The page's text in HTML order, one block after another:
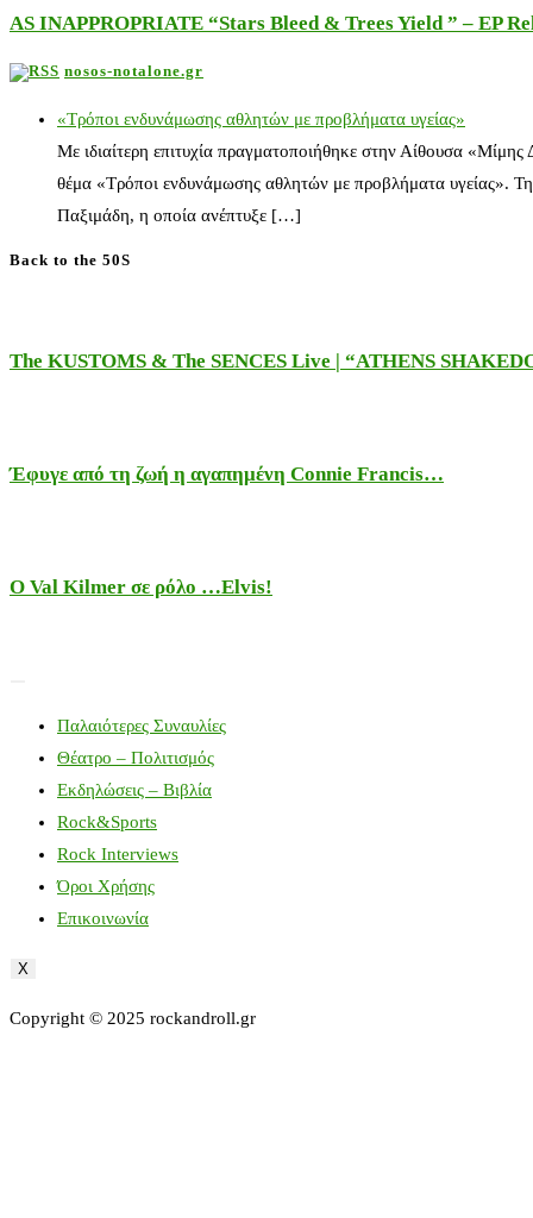
AS INAPPROPRIATE “Stars Bleed & Trees Yield ” – EP
nosos-notalone.gr
«Τρόποι ενδυνάμωσης αθλητών με προβλήματα υγείας»
Με ιδιαίτερη επιτυχία πραγματοποιήθηκε στην Αίθουσα
θέμα «Τρόποι ενδυνάμωσης αθλητών με προβλήματα υγείας».
Παξιμάδη, η οποία ανέπτυξε […]
Back to the 50S
The KUSTOMS & The SENCES Live | “ATHENS
Έφυγε από τη ζωή η αγαπημένη Connie Francis…
Ο Val Kilmer σε ρόλο …Elvis!
Παλαιότερες Συναυλίες
Θέατρο – Πολιτισμός
Εκδηλώσεις – Βιβλία
Rock&Sports
Rock Interviews
Όροι Χρήσης
Επικοινωνία
X
Copyright © 2025 rockandroll.gr